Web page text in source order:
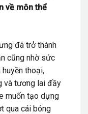
về môn thể
đã trở thành
cũng nhờ sức
thoại,
và tương lai đầy
muốn tạo dựng
qua cái bóng